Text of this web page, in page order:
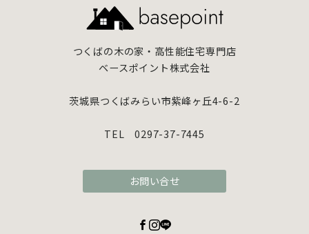
つくばの木の家・高性能住宅専門店
ベースポイント株式会社
茨城県つくばみらい市紫峰ヶ丘4-6-2
TEL 0297-37-7445
お問い合せ